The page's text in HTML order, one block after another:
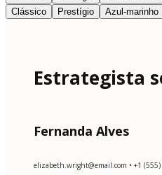
Clássico
Prestígio Azul-marinho
Estrategista
Fernanda Alves
elizabeth.wright@email.com • +1